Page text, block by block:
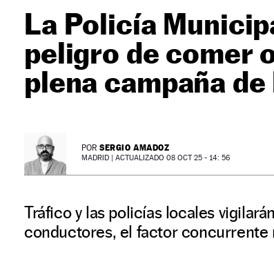
La Policía
peligro de comer
plena campaña de
POR SERGIO AMADOZ
MADRID | ACTUALIZADO 08 OCT 25 - 14: 56
Tráfico y las policías locales
conductores, el factor concurrente